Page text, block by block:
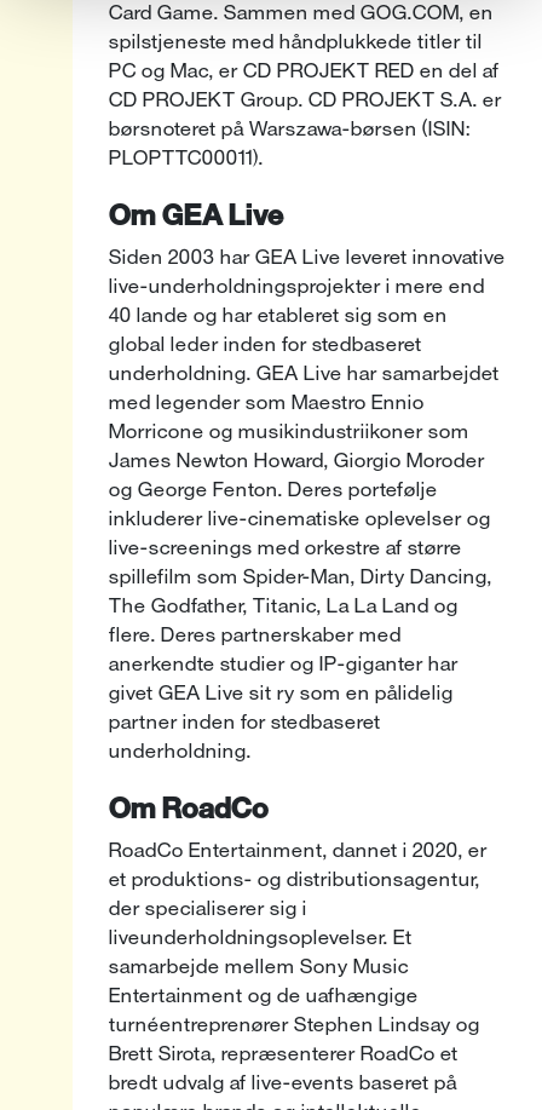
Card Game. Sammen med GOG.COM, en
spilstjeneste med håndplukkede titler til
PC og Mac, er CD PROJEKT RED en del af
CD PROJEKT Group. CD PROJEKT S.A. er
børsnoteret på Warszawa-børsen (ISIN:
PLOPTTC00011).
Om GEA Live
Siden 2003 har GEA Live leveret innovative
live-underholdningsprojekter i mere end
40 lande og har etableret sig som en
global leder inden for stedbaseret
underholdning. GEA Live har samarbejdet
med legender som Maestro Ennio
Morricone og musikindustriikoner som
James Newton Howard, Giorgio Moroder
og George Fenton. Deres portefølje
inkluderer live-cinematiske oplevelser og
live-screenings med orkestre af større
spillefilm som Spider-Man, Dirty Dancing,
The Godfather, Titanic, La La Land og
flere. Deres partnerskaber med
anerkendte studier og IP-giganter har
givet GEA Live sit ry som en pålidelig
partner inden for stedbaseret
underholdning.
Om RoadCo
RoadCo Entertainment, dannet i 2020, er
et produktions- og distributionsagentur,
der specialiserer sig i
liveunderholdningsoplevelser. Et
samarbejde mellem Sony Music
Entertainment og de uafhængige
turnéentreprenører Stephen Lindsay og
Brett Sirota, repræsenterer RoadCo et
bredt udvalg af live-events baseret på